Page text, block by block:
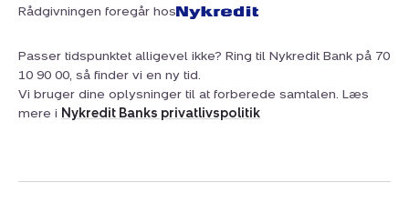
Rådgivningen foregår hos
Passer tidspunktet alligevel ikke? Ring til Nykredit Bank på 70
10 90 00, så finder vi en ny tid.
Vi bruger dine oplysninger til at forberede samtalen. Læs
mere i Nykredit Banks privatlivspolitik